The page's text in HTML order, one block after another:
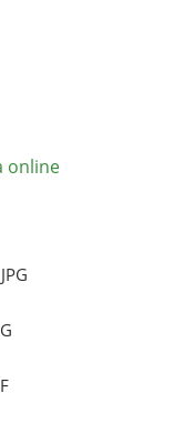
online